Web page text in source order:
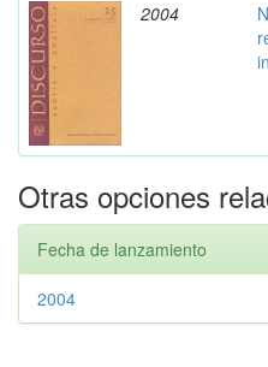
2004
Otras opciones
Fecha de lanzamiento
2004